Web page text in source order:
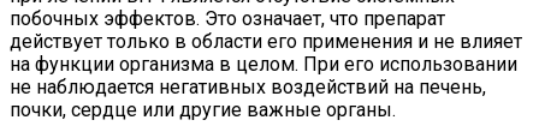
побочных эффектов. Это означает, что препарат
действует только в области его применения и не влияет
на функции организма в целом. При его использовании
не наблюдается негативных воздействий на печень,
почки, сердце или другие важные органы.